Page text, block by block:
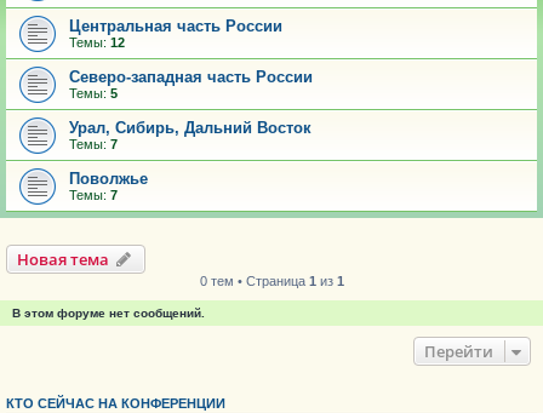
Центральная часть России
Темы: 12
Северо-западная часть России
Темы: 5
Урал, Сибирь, Дальний Восток
Темы: 7
Поволжье
Темы: 7
Новая тема
0 тем • Страница 1 из 1
В этом форуме нет сообщений.
Перейти
КТО СЕЙЧАС НА КОНФЕРЕНЦИИ